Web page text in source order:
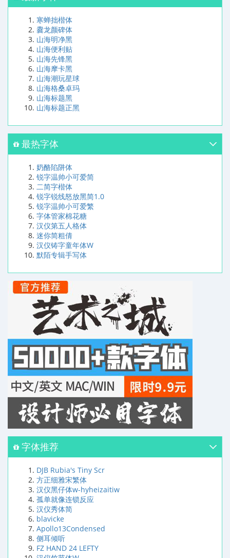
寒蝉拙楷体
爨龙颜碑体
山海明净黑
山海便利贴
山海先锋黑
山海摩卡黑
山海潮玩星球
山海格桑卓玛
山海标题黑
山海标题正黑
最热字体
奶酪陷阱体
锐字温帅小可爱简
二简字楷体
锐字锐线怒放黑简1.0
锐字温帅小可爱繁
字体管家棉花糖
汉仪第五人格体
迷你简粗倩
汉仪铸字童年体W
默陌专辑手写体
字体推荐
DJB Rubia's Tiny Scr
方正细雅宋繁体
汉仪黑仔体w-hyheizaitiw
孤单就像连锁反应
汉仪秀体简
blavicke
Apollo13Condensed
侧耳倾听
FZ HAND 24 LEFTY